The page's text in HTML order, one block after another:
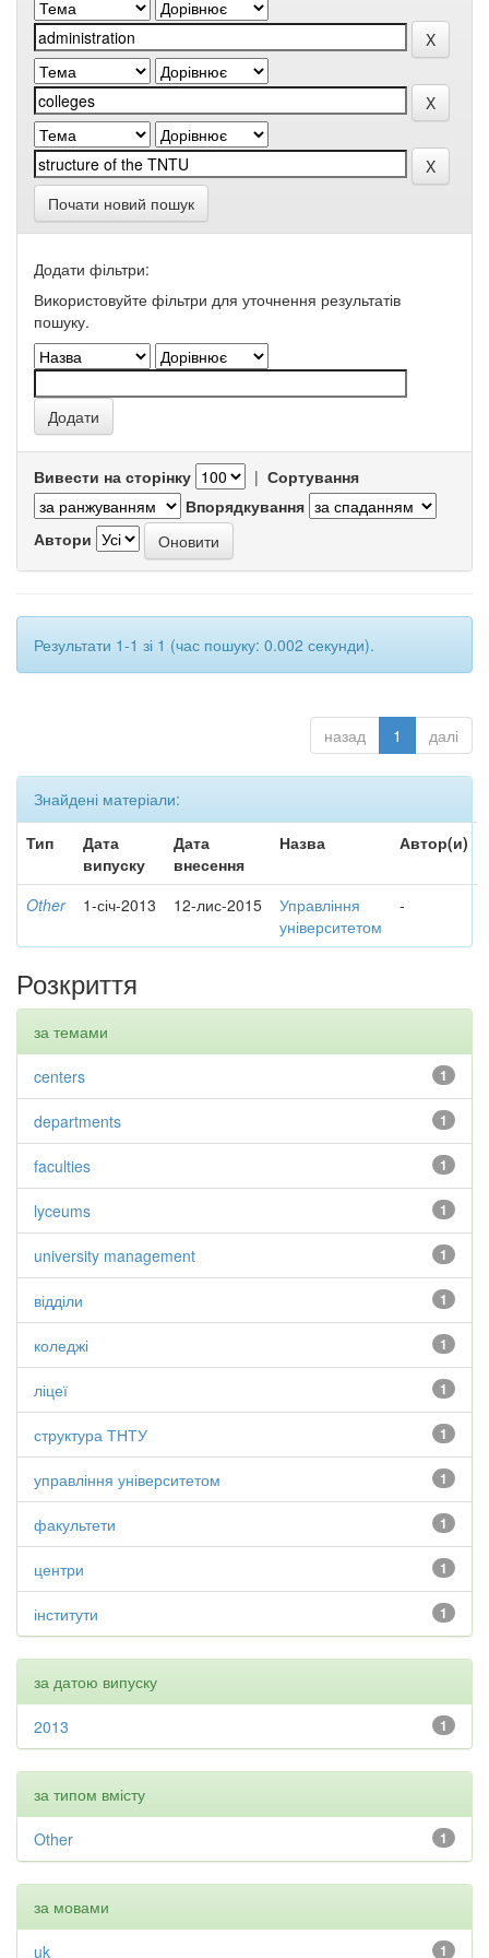
Почати новий пошук
Додати фільтри:
Використовуйте фільтри для уточнення результатів
пошуку.
Вивести на сторінку | Сортування
Впорядкування
Автори
Результати 1-1 зі 1 (час пошуку: 0.002 секунди).
назад 1 далі
Знайдені матеріали:
Тип
Дата
випуску
Дата
внесення
Назва Автор(и)
Other 1-січ-2013 12-лис-2015
Управління
університетом
-
Розкриття
за темами
1
centers
1
departments
1
faculties
1
lyceums
1
university management
1
відділи
1
коледжі
1
ліцеї
1
структура ТНТУ
1
управління університетом
1
факультети
1
центри
1
інститути
за датою випуску
1
2013
за типом вмісту
1
Other
за мовами
1
uk